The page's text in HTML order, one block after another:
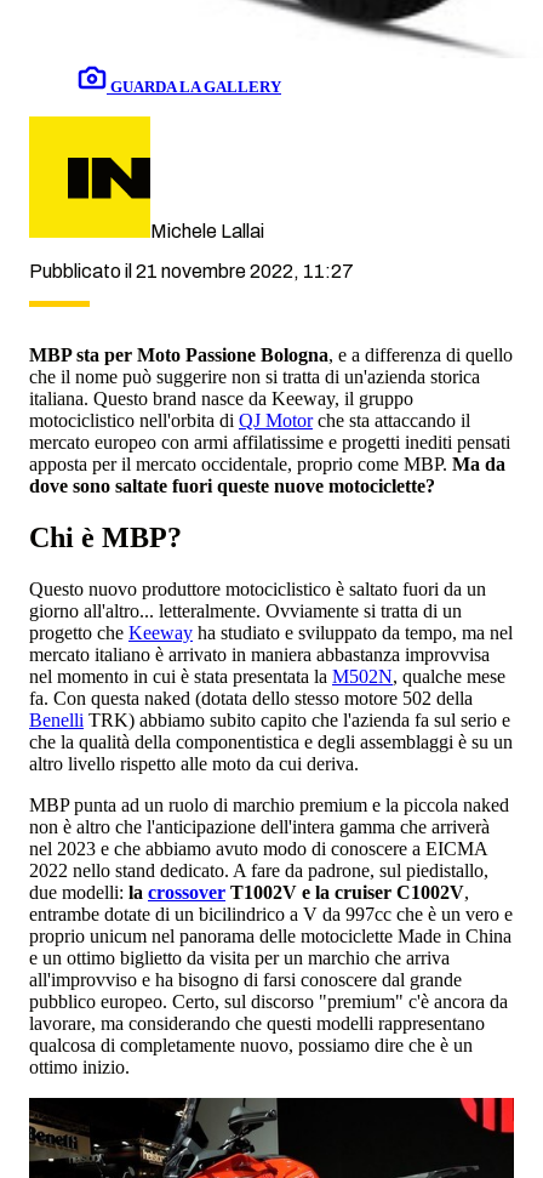
GUARDA LA GALLERY
Michele Lallai
Pubblicato il 21 novembre 2022, 11:27
MBP sta per Moto Passione Bologna, e a differenza di quello
che il nome può suggerire non si tratta di un'azienda storica
italiana. Questo brand nasce da Keeway, il gruppo
motociclistico nell'orbita di QJ Motorche sta attaccando il
mercato europeo con armi affilatissime e progetti inediti pensati
apposta per il mercato occidentale, proprio come MBP. Ma da
dove sono saltate fuori queste nuove motociclette?
Chi è MBP?
Questo nuovo produttore motociclistico è saltato fuori da un
giorno all'altro... letteralmente. Ovviamente si tratta di un
progetto che Keeway ha studiato e sviluppato da tempo, ma nel
mercato italiano è arrivato in maniera abbastanza improvvisa
nel momento in cui è stata presentata la M502N, qualche mese
fa. Con questa naked (dotata dello stesso motore 502 della
Benelli TRK) abbiamo subito capito che l'azienda fa sul serio e
che la qualità della componentistica e degli assemblaggi è su un
altro livello rispetto alle moto da cui deriva.
MBP punta ad un ruolo di marchio premium e la piccola naked
non è altro che l'anticipazione dell'intera gamma che arriverà
nel 2023 e che abbiamo avuto modo di conoscere a EICMA
2022 nello stand dedicato. A fare da padrone, sul piedistallo,
due modelli: la crossover T1002V e la cruiser C1002V,
entrambe dotate di un bicilindrico a V da 997cc che è un vero e
proprio unicum nel panorama delle motociclette Made in China
e un ottimo biglietto da visita per un marchio che arriva
all'improvviso e ha bisogno di farsi conoscere dal grande
pubblico europeo. Certo, sul discorso "premium" c'è ancora da
lavorare, ma considerando che questi modelli rappresentano
qualcosa di completamente nuovo, possiamo dire che è un
ottimo inizio.